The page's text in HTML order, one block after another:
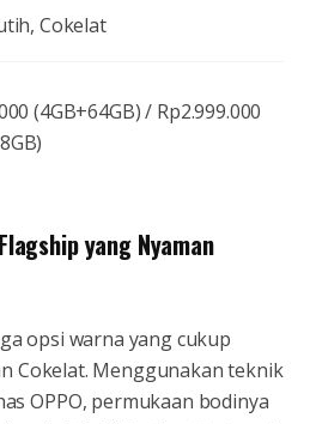
Cokelat
(4GB+64GB) / Rp2.999.000
yang Nyaman
opsi warna yang cukup
Cokelat. Menggunakan teknik
OPPO, permukaan bodinya